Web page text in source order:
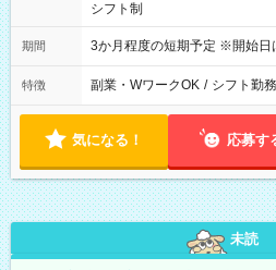
シフト制
期間 3か月程度の短期予定 ※開始日
特徴 副業・WワークOK / シフト勤務
気になる！ 応募す
未読